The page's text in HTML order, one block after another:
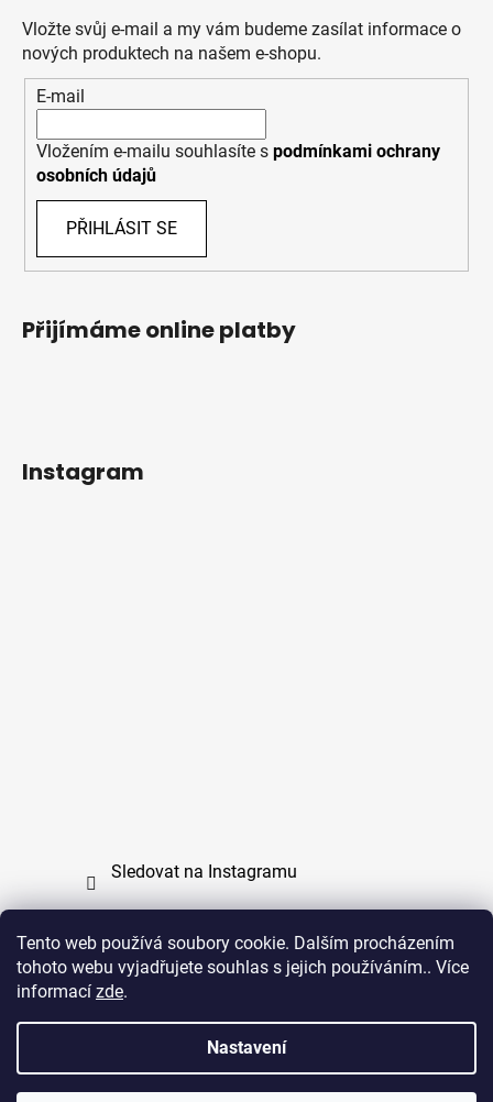
Tento web používá soubory cookie. Dalším procházením
tohoto webu vyjadřujete souhlas s jejich používáním.. Více
informací zde.
Nastavení
Vložte svůj e-mail a my vám budeme zasílat informace o
nových produktech na našem e-shopu.
E-mail
Vložením e-mailu souhlasíte s podmínkami ochrany
osobních údajů
PŘIHLÁSIT SE
Přijímáme online platby
Instagram
Sledovat na Instagramu
Copyright (c) 2011 - 2026 zoo-branik.cz - Všechna